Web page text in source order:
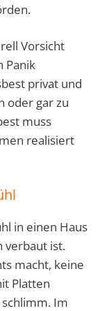
Vorsicht
Panik
privat und
oder gar zu
muss
realisiert
in einen Haus
verbaut ist.
macht, keine
Platten
Im